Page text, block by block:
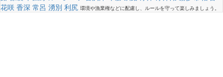
花咲 香深 常呂 湧別 利尻 環境や漁業権などに配慮し、ルールを守って楽しみましょう。